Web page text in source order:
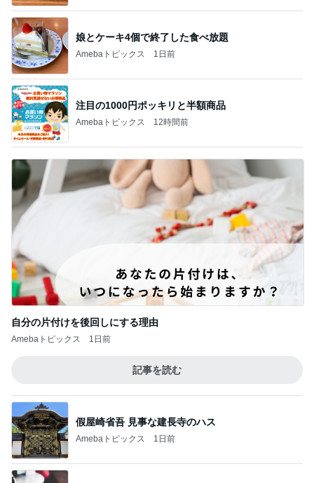
娘とケーキ4個で終了した食べ放題
Amebaトピックス 1日前
注目の1000円ポッキリと半額商品
Amebaトピックス 12時間前
自分の片付けを後回しにする理由
Amebaトピックス 1日前
記事を読む
假屋崎省吾 見事な建長寺のハス
Amebaトピックス 1日前